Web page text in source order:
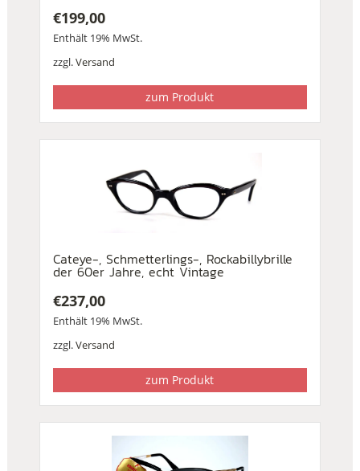
€199,00
Enthält 19% MwSt.
zzgl.Versand
zum Produkt
Cateye-, Schmetterlings-, Rockabillybrille
der 60er Jahre, echt Vintage
€237,00
Enthält 19% MwSt.
zzgl.Versand
zum Produkt